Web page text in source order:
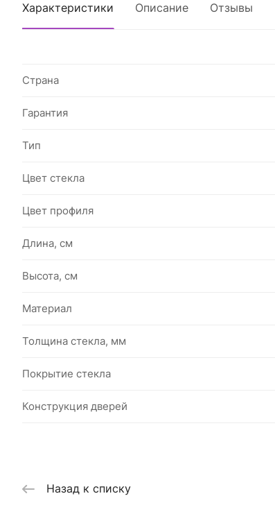
Характеристики Описание Отзывы
Страна
Гарантия
Тип
Цвет стекла
Цвет профиля
Длина, см
Высота, см
Материал
Толщина стекла, мм
Покрытие стекла
Конструкция дверей
Назад к списку